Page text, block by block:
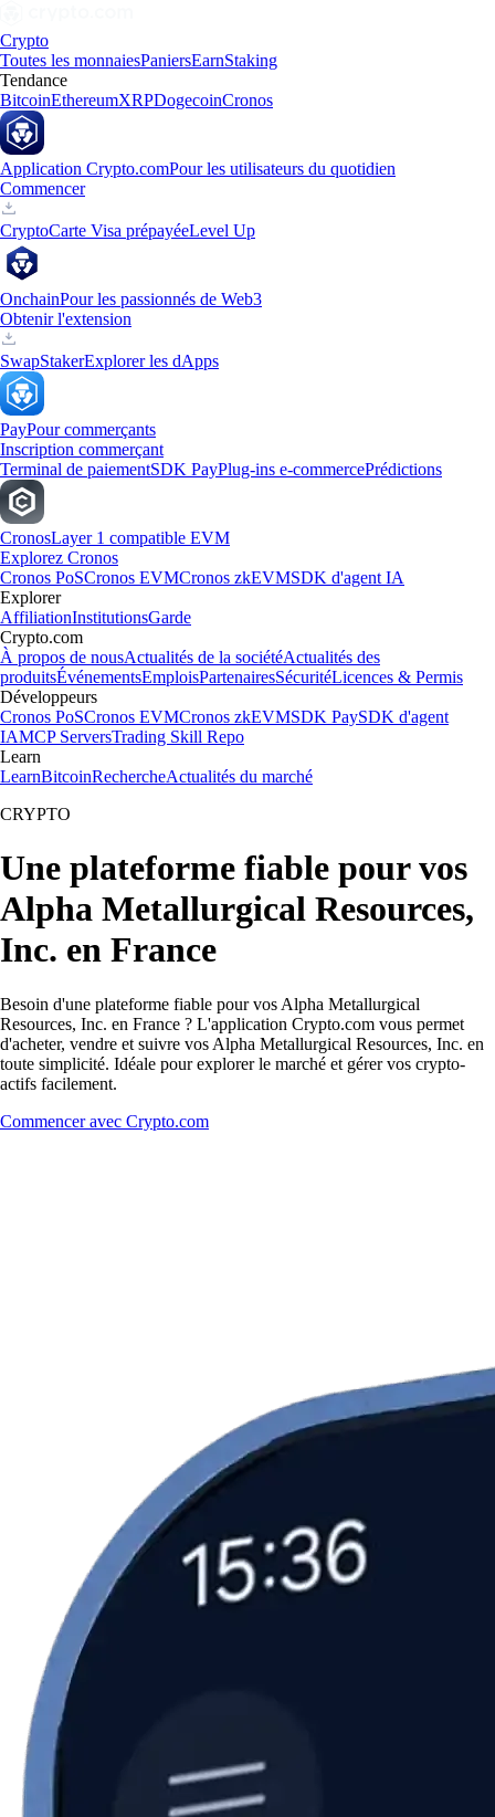
Crypto
Toutes les monnaiesPaniersEarnStaking
Tendance
BitcoinEthereumXRPDogecoinCronos
Application Crypto.comPour les utilisateurs du quotidien
Commencer
CryptoCarte Visa prépayéeLevel Up
OnchainPour les passionnés de Web3
Obtenir l'extension
SwapStakerExplorer les dApps
PayPour commerçants
Inscription commerçant
Terminal de paiementSDK PayPlug-ins e-commercePrédictions
CronosLayer 1 compatible EVM
Explorez Cronos
Cronos PoSCronos EVMCronos zkEVMSDK d'agent IA
Explorer
AffiliationInstitutionsGarde
Crypto.com
À propos de nousActualités de la sociétéActualités des
produitsÉvénementsEmploisPartenairesSécuritéLicences & Permis
Développeurs
Cronos PoSCronos EVMCronos zkEVMSDK PaySDK d'agent
IAMCP ServersTrading Skill Repo
Learn
LearnBitcoinRechercheActualités du marché
CRYPTO
Une plateforme fiable pour vos
Alpha Metallurgical Resources,
Inc. en France
Besoin d'une plateforme fiable pour vos Alpha Metallurgical
Resources, Inc. en France ? L'application Crypto.com vous permet
d'acheter, vendre et suivre vos Alpha Metallurgical Resources, Inc. en
toute simplicité. Idéale pour explorer le marché et gérer vos crypto-
actifs facilement.
Commencer avec Crypto.com